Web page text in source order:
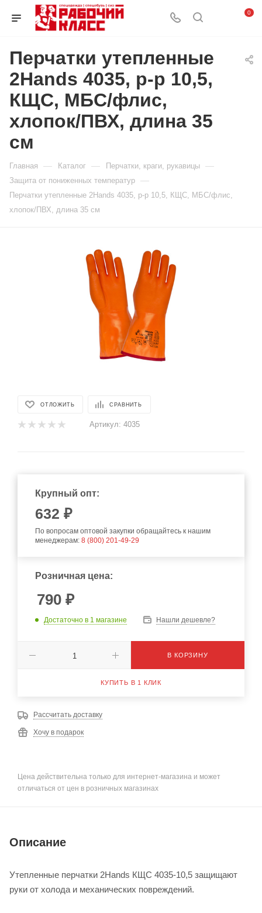
0
Перчатки утепленные
2Hands 4035, р-р 10,5,
КЩС, МБС/флис,
хлопок/ПВХ, длина 35
см
Главная — Каталог — Перчатки, краги, рукавицы —
Защита от пониженных температур —
Перчатки утепленные 2Hands 4035, р-р 10,5, КЩС, МБС/флис,
хлопок/ПВХ, длина 35 см
ОТЛОЖИТЬ СРАВНИТЬ
Артикул: 4035
Крупный опт:
632 ₽
По вопросам оптовой закупки обращайтесь к нашим
менеджерам: 8 (800) 201-49-29
Розничная цена:
790 ₽
Достаточно в 1 магазине Нашли дешевле?
В КОРЗИНУ
КУПИТЬ В 1 КЛИК
Рассчитать доставку
Хочу в подарок
Цена действительна только для интернет-магазина и может
отличаться от цен в розничных магазинах
Описание
Утепленные перчатки 2Hands КЩС 4035-10,5 защищают
руки от холода и механических повреждений.